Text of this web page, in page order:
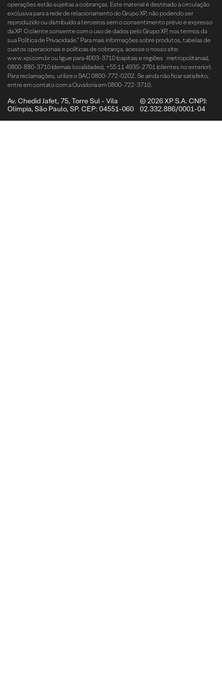
operações estão sujeitas a cobranças. Este material é destinado à circulação
exclusiva para a rede de relacionamento do Grupo XP, não podendo ser
reproduzido ou distribuído a terceiros sem o consentimento prévio e expresso
da XP. O cliente consente com o uso de dados pelo Grupo XP, nos termos da
sua Política de Privacidade.” Para mais informações sobre produtos, tabelas de
custos operacionais e políticas de cobrança, acesse o nosso site:
www.xpi.com.br ou ligue para 4003-3710 (capitais e regiões metropolitanas),
0800-880-3710 (demais localidades), +55 11 4935-2701 (clientes no exterior).
Para reclamações, utilize o SAC 0800-772-0202. Se ainda não ficar satisfeito,
entre em contato com a Ouvidoria em 0800-722-3710.
Av. Chedid Jafet, 75, Torre Sul - Vila
Olímpia, São Paulo, SP. CEP: 04551-060
© 2026 XP S.A. CNPJ:
02.332.886/0001-04